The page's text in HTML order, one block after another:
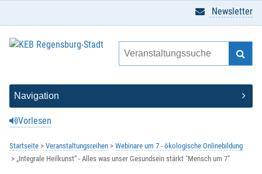
Vorlesen
Newsletter
Startseite Veranstaltungsreihen
Webinare um 7 - ökologische Onlinebildung
„Integrale Heilkunst“ - Alles was unser Gesundsein stärkt "Mensch um 7"